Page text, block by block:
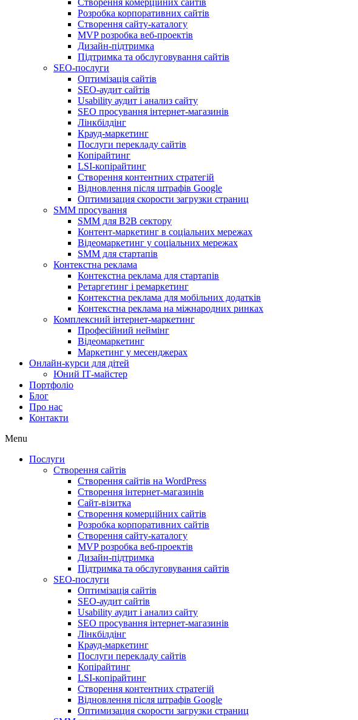
Створення комерційних сайтів
Розробка корпоративних сайтів
Створення сайту-каталогу
MVP розробка веб-проектів
Дизайн-підтримка
Підтримка та обслуговування сайтів
SEO-послуги
Оптимізація сайтів
SEO-аудит сайтів
Usability аудит і анализ сайту
SEO просування інтернет-магазинів
Лінкбілдінг
Крауд-маркетинг
Послуги перекладу сайтів
Копірайтинг
LSI-копірайтинг
Створення контентних стратегій
Відновлення після штрафів Google
Оптимизация скорости загрузки страниц
SMM просування
SMM для B2B сектору
Контент-маркетинг в соціальних мережах
Відеомаркетинг у соціальних мережах
SMM для стартапів
Контекстна реклама
Контекстна реклама для стартапів
Ретаргетинг і ремаркетинг
Контекстна реклама для мобільних додатків
Контекстна реклама на міжнародних ринках
Комплексний інтернет-маркетинг
Професійний неймінг
Відеомаркетинг
Маркетинг у месенджерах
Онлайн-курси для дітей
Юний ІТ-майстер
Портфоліо
Блог
Про нас
Контакти
Menu
Послуги
Створення сайтів
Створення сайтів на WordPress
Створення інтернет-магазинів
Сайт-візитка
Створення комерційних сайтів
Розробка корпоративних сайтів
Створення сайту-каталогу
MVP розробка веб-проектів
Дизайн-підтримка
Підтримка та обслуговування сайтів
SEO-послуги
Оптимізація сайтів
SEO-аудит сайтів
Usability аудит і анализ сайту
SEO просування інтернет-магазинів
Лінкбілдінг
Крауд-маркетинг
Послуги перекладу сайтів
Копірайтинг
LSI-копірайтинг
Створення контентних стратегій
Відновлення після штрафів Google
Оптимизация скорости загрузки страниц